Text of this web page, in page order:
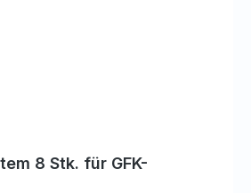
8 Stk. für GFK-